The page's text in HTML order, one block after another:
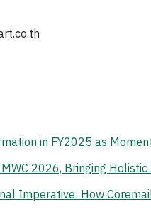
in FY2025 as
2026, Bringing
Imperative: How